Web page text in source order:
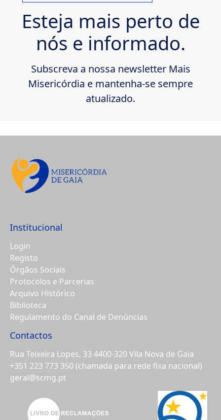
Esteja mais perto de
nós e informado.
Subscreva a nossa newsletter Mais
Misericórdia e mantenha-se sempre
atualizado.
Institucional
Login
Registo
Órgãos Sociais
Protocolos e Parcerias
Arquivo Histórico
Biblioteca
Regulamento do Canal de Denúncias
Contactos
Rua Teixeira Lopes, 33 4400-320 Vila Nova de Gaia
+351 223 773 350 (chamada para rede fixa nacional)
geral@scmg.pt